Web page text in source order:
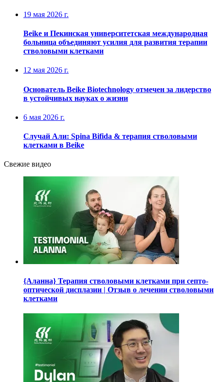
19 мая 2026 г.
Beike и Пекинская университетская международная
больница объединяют усилия для развития терапии
стволовыми клетками
12 мая 2026 г.
Основатель Beike Biotechnology отмечен за лидерство
в устойчивых науках о жизни
6 мая 2026 г.
Случай Али: Spina Bifida & терапия стволовыми
клетками в Beike
Свежие видео
{Аланна} Терапия стволовыми клетками при септо-
оптической дисплазии | Отзыв о лечении стволовыми
клетками